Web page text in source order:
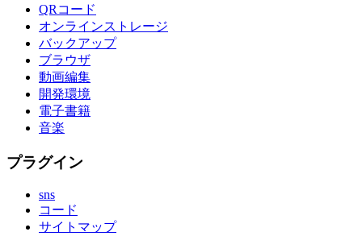
QRコード
オンラインストレージ
バックアップ
ブラウザ
動画編集
開発環境
電子書籍
音楽
プラグイン
sns
コード
サイトマップ